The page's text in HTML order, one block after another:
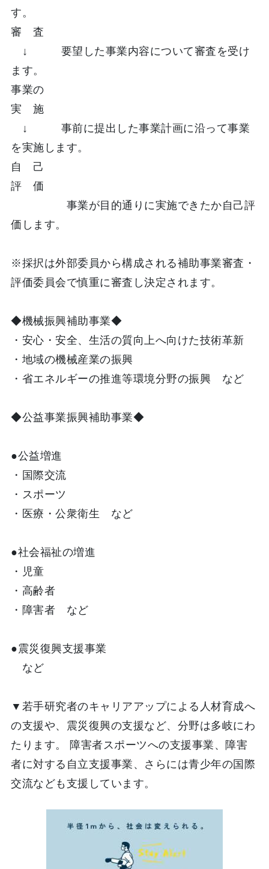
す。
審 査
↓
要望した事業内容について審査を受け
ます。
事業の
実 施
↓
事前に提出した事業計画に沿って事業
を実施します。
自 己
評 価
事業が目的通りに実施できたか自己評
価します。
※採択は外部委員から構成される補助事業審査・
評価委員会で慎重に審査し決定されます。
◆機械振興補助事業◆
・安心・安全、生活の質向上へ向けた技術革新
・地域の機械産業の振興
・省エネルギーの推進等環境分野の振興 など
◆公益事業振興補助事業◆
●公益増進
・国際交流
・スポーツ
・医療・公衆衛生 など
●社会福祉の増進
・児童
・高齢者
・障害者 など
●震災復興支援事業
など
▼若手研究者のキャリアアップによる人材育成へ
の支援や、震災復興の支援など、分野は多岐にわ
たります。 障害者スポーツへの支援事業、障害
者に対する自立支援事業、さらには青少年の国際
交流なども支援しています。